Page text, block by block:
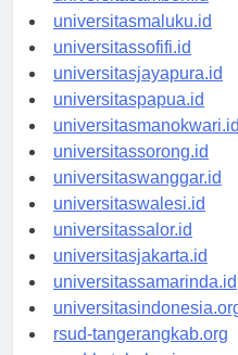
universitasambon.id
universitasmaluku.id
universitassofifi.id
universitasjayapura.id
universitaspapua.id
universitasmanokwari.id
universitassorong.id
universitaswanggar.id
universitaswalesi.id
universitassalor.id
universitasjakarta.id
universitassamarinda.id
universitasindonesia.org